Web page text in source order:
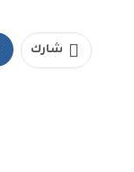
شارك